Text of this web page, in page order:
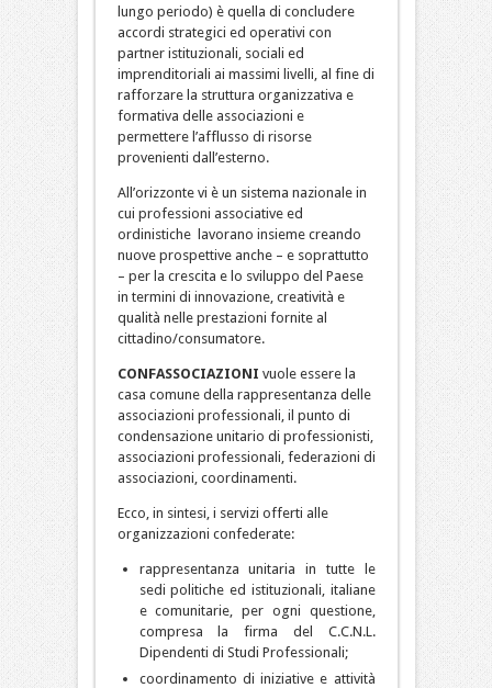
lungo periodo) è quella di concludere
accordi strategici ed operativi con
partner istituzionali, sociali ed
imprenditoriali ai massimi livelli, al fine di
rafforzare la struttura organizzativa e
formativa delle associazioni e
permettere l’afflusso di risorse
provenienti dall’esterno.
All’orizzonte vi è un sistema nazionale in
cui professioni associative ed
ordinistiche lavorano insieme creando
nuove prospettive anche – e soprattutto
– per la crescita e lo sviluppo del Paese
in termini di innovazione, creatività e
qualità nelle prestazioni fornite al
cittadino/consumatore.
CONFASSOCIAZIONI vuole essere la
casa comune della rappresentanza delle
associazioni professionali, il punto di
condensazione unitario di professionisti,
associazioni professionali, federazioni di
associazioni, coordinamenti.
Ecco, in sintesi, i servizi offerti alle
organizzazioni confederate:
rappresentanza unitaria in tutte le
sedi politiche ed istituzionali, italiane
e comunitarie, per ogni questione,
compresa la firma del C.C.N.L.
Dipendenti di Studi Professionali;
coordinamento di iniziative e attività